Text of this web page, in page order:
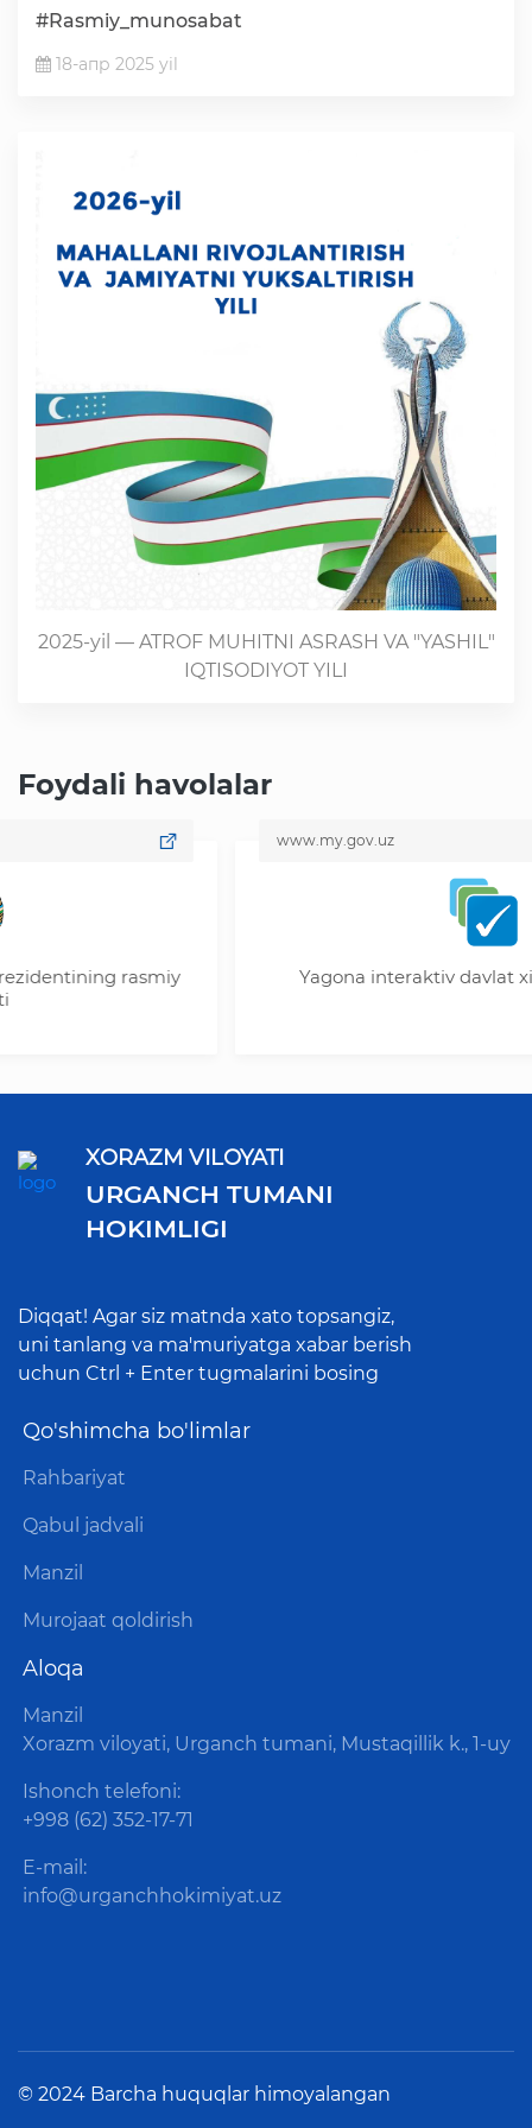
#Rasmiy_munosabat
18-апр 2025 yil
2025-yil — ATROF MUHITNI ASRASH VA "YASHIL"
IQTISODIYOT YILI
Foydali havolalar
rasmiy
www.my.gov.uz
Yagona interaktiv davlat
XORAZM VILOYATI
URGANCH TUMANI
HOKIMLIGI
Diqqat! Agar siz matnda xato topsangiz,
uni tanlang va ma'muriyatga xabar berish
uchun Ctrl + Enter tugmalarini bosing
Qo'shimcha bo'limlar
Rahbariyat
Qabul jadvali
Manzil
Murojaat qoldirish
Aloqa
Manzil
Xorazm viloyati, Urganch tumani, Mustaqillik k., 1-uy
Ishonch telefoni:
+998 (62) 352-17-71
E-mail:
info@urganchhokimiyat.uz
© 2024 Barcha huquqlar himoyalangan